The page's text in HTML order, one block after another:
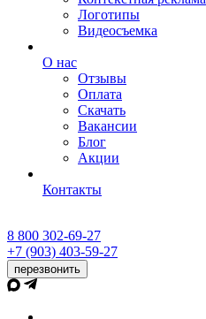
Логотипы
Видеосъемка
О нас
Отзывы
Оплата
Скачать
Вакансии
Блог
Акции
Контакты
8 800 302-69-27
+7 (903) 403-59-27
перезвонить